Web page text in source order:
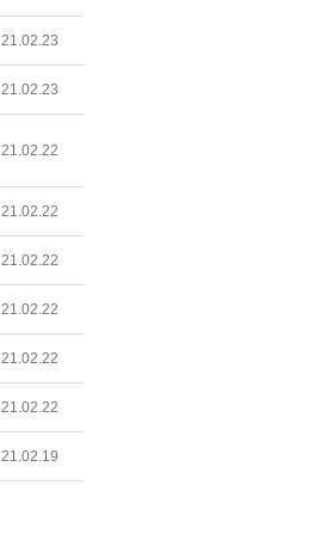
21.02.23
21.02.23
21.02.22
21.02.22
21.02.22
21.02.22
21.02.22
21.02.22
21.02.19